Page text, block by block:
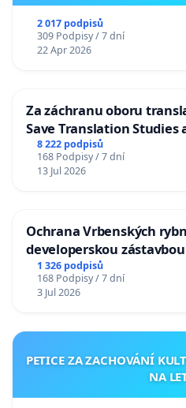
2 017 podpisů
309 Podpisy / 7 dní
22 Apr 2026
Za záchranu oboru
Save Translation Studies
Charles University
8 222 podpisů
168 Podpisy / 7 dní
13 Jul 2026
Ochrana Vrbenských
developerskou zástavbou
1 326 podpisů
168 Podpisy / 7 dní
3 Jul 2026
PETICE ZA ZACHOVÁNÍ
NA